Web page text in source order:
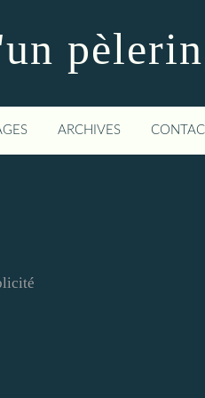
pèlerin
ARCHIVES